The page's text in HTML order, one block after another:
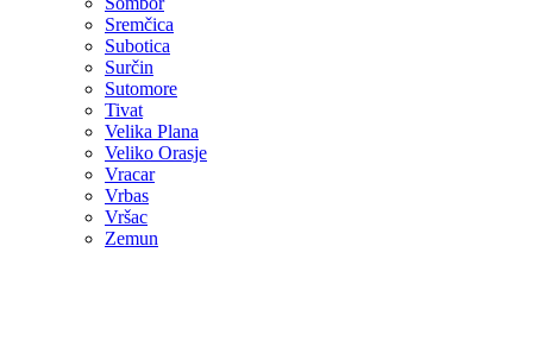
Sremčica
Subotica
Surčin
Sutomore
Tivat
Velika Plana
Veliko Orasje
Vracar
Vrbas
Vršac
Zemun